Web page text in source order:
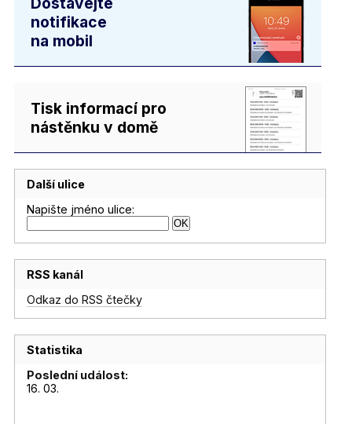
notifikace
na mobil
Tisk informací pro
nástěnku v domě
Další ulice
Napište jméno ulice:
RSS kanál
Odkaz do RSS čtečky
Statistika
Poslední událost:
16. 03.